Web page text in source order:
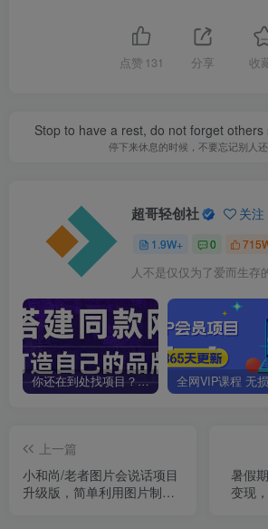
点赞 131 分享 收
Stop to have a rest, do not forget
停下来休息的时候，不要忘记别人
超哥轻创社 关注
1.9W+ 0
人不是仅仅为了爱而生存
你还在到处找项目？还在当韭菜？我靠卖项目一个月收入5万+，曾经我也是个失败者。
上一篇
小和尚/老者图片会说话项目
升级版，简单利用图片制作
暑假
变现